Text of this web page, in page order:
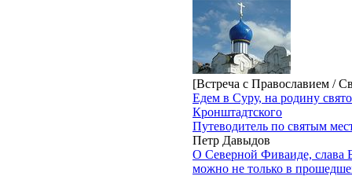
[Встреча с Православием /
Едем в Суру, на родину
Кронштадтского
Путеводитель по святым
Петр Давыдов
О Северной Фиваиде, слава
можно не только в